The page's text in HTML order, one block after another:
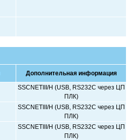
Дополнительная информация
SSCNETIII/H (USB, RS232C через ЦП
ПЛК)
SSCNETIII/H (USB, RS232C через ЦП
ПЛК)
SSCNETIII/H (USB, RS232C через ЦП
ПЛК)